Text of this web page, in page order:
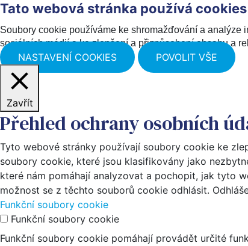
Tato webová stránka používá cookies
Soubory cookie používáme ke shromažďování a
sociálních médií a ke zlepšení a přizpůsobení obsahu a
NASTAVENÍ COOKIES POVOLIT VŠE
Zavřít
Přehled ochrany osobních
Tyto webové stránky používají soubory cookie ke
soubory cookie, které jsou klasifikovány jako
které nám pomáhají analyzovat a pochopit, jak tyto
možnost se z těchto souborů cookie odhlásit.
Funkční soubory cookie
Funkční soubory cookie
Funkční soubory cookie pomáhají provádět určité